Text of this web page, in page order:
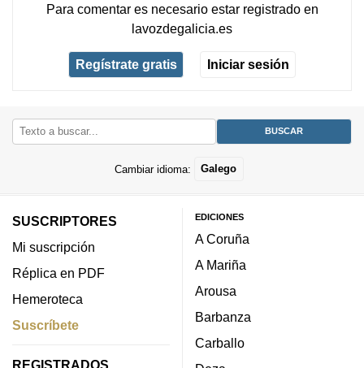
Para comentar es necesario estar registradoen
lavozdegalicia.es
Regístrate gratis Iniciar sesión
Cambiar idioma: Galego
SUSCRIPTORES
Mi suscripción
Réplica en PDF
Hemeroteca
Suscríbete
REGISTRADOS
EDICIONES
A Coruña
A Mariña
Arousa
Barbanza
Carballo